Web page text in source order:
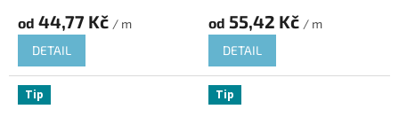
od 44,77 Kč / m
DETAIL
od 55,42 Kč / m
DETAIL
Tip Tip